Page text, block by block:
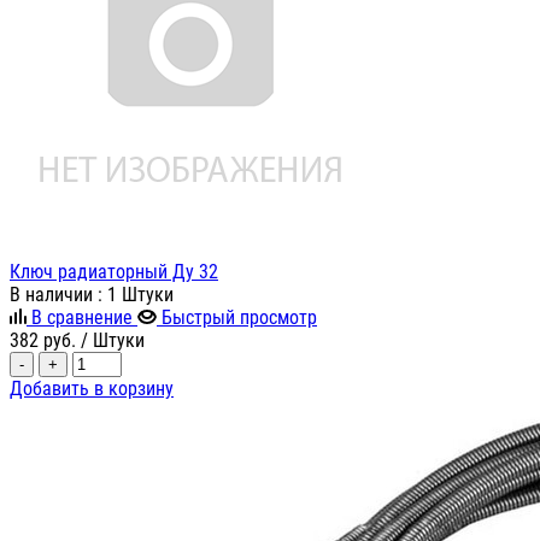
Ключ радиаторный Ду 32
В наличии : 1 Штуки
В сравнение
Быстрый просмотр
382 руб. / Штуки
- +
Добавить в корзину